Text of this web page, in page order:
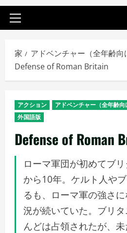
プ
イ
マ
リ
メ
ュ
ー
家
アドベンチャー（全年齢向
Defense of Roman Britain
アクション アドベンチャー（全年齢向
外国語版
Defense of Roman
ローマ軍団が初めてブ
から10年。ケルト人や
るも、ローマ軍の強さ
況が続いていた。ブリ
んどは占領されたが、